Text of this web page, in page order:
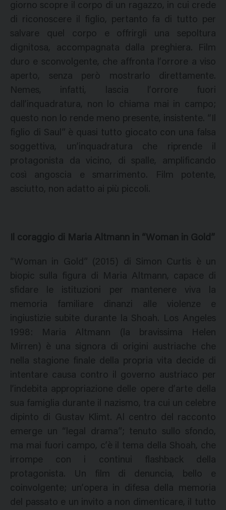
giorno scopre il corpo di un ragazzo, in cui crede
di riconoscere il figlio, pertanto fa di tutto per
salvare quel corpo e offrirgli una sepoltura
dignitosa, accompagnata dalla preghiera. Film
duro e sconvolgente, che affronta l’orrore a viso
aperto, senza però mostrarlo direttamente.
Nemes, infatti, lascia l’orrore fuori
dall’inquadratura, non lo chiama mai in campo;
questo non lo rende meno presente, insistente. “Il
figlio di Saul” è quasi tutto giocato con una falsa
soggettiva, un’inquadratura che riprende il
protagonista da vicino, di spalle, amplificando
così angoscia e smarrimento. Film potente,
asciutto, non adatto ai più piccoli.
Il coraggio di Maria Altmann in “Woman in Gold”
“Woman in Gold” (2015) di Simon Curtis è un
biopic sulla figura di Maria Altmann, capace di
sfidare le istituzioni per mantenere viva la
memoria familiare dinanzi alle violenze e
ingiustizie subite durante la Shoah. Los Angeles
1998: Maria Altmann (la bravissima Helen
Mirren) è una signora di origini austriache che
nella stagione finale della propria vita decide di
intentare causa contro il governo austriaco per
l’indebita appropriazione delle opere d’arte della
sua famiglia durante il nazismo, tra cui un celebre
dipinto di Gustav Klimt. Al centro del racconto
emerge un “legal drama”; tenuto sullo sfondo,
ma mai fuori campo, c’è il tema della Shoah, che
irrompe con i continui flashback della
protagonista. Un film di denuncia, bello e
coinvolgente; un’opera in difesa della memoria
del passato e un invito a non dimenticare, il tutto